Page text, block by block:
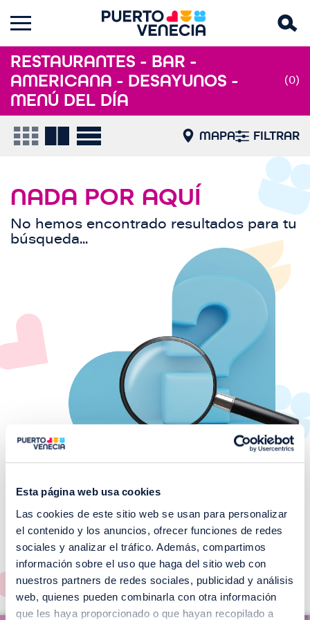
Esta página web usa cookies
Las cookies de este sitio web se usan para personalizar
el contenido y los anuncios, ofrecer funciones de redes
sociales y analizar el tráfico. Además, compartimos
información sobre el uso que haga del sitio web con
nuestros partners de redes sociales, publicidad y análisis
web, quienes pueden combinarla con otra información
que les haya proporcionado o que hayan recopilado a
RESTAURANTES - BAR -
AMERICANA - DESAYUNOS -
MENÚ DEL DÍA
(0)
MAPA FILTRAR
NADA POR AQUÍ
No hemos encontrado resultados para tu
búsqueda...
¡No te pierdas nuestros
EVENTOS!
Ver todos >